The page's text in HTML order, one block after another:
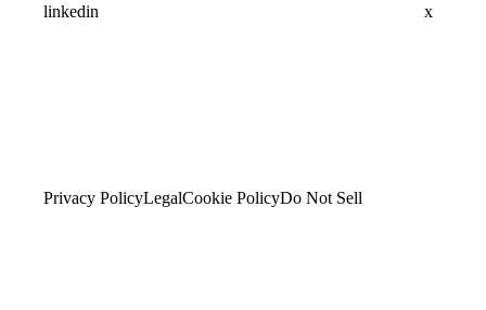
linkedin x
Privacy PolicyLegalCookie PolicyDo Not Sell